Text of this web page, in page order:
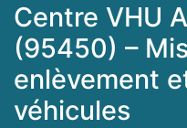
Centre VHU
(95450) –
enlèvement
véhicules